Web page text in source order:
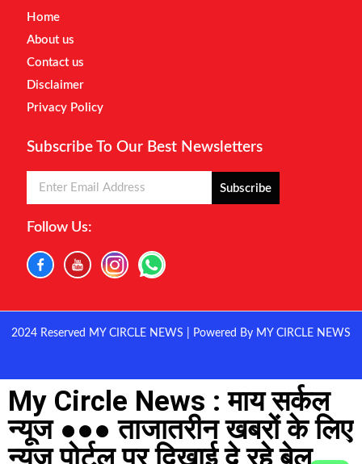
Home
About us
Contact us
Disclaimer
Privacy Policy
Subscribe To Our Best Newsletters
Subscribe
Follow Us:
2024 Reserved MY CIRCLE NEWS | Powered By MY CIRCLE NEWS
My Circle News : माय सर्कल
न्यूज ●●● ताजातरीन खबरों के लिए